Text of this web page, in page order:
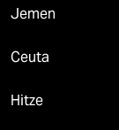
Jemen
Ceuta
Hitze